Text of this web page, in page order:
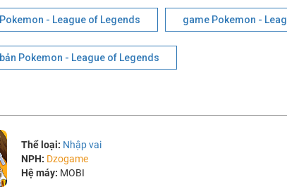
Pokemon - League of Legends game Pokemon -
bản Pokemon - League of Legends
Thể loại: Nhập vai
NPH: Dzogame
Hệ máy: MOBI